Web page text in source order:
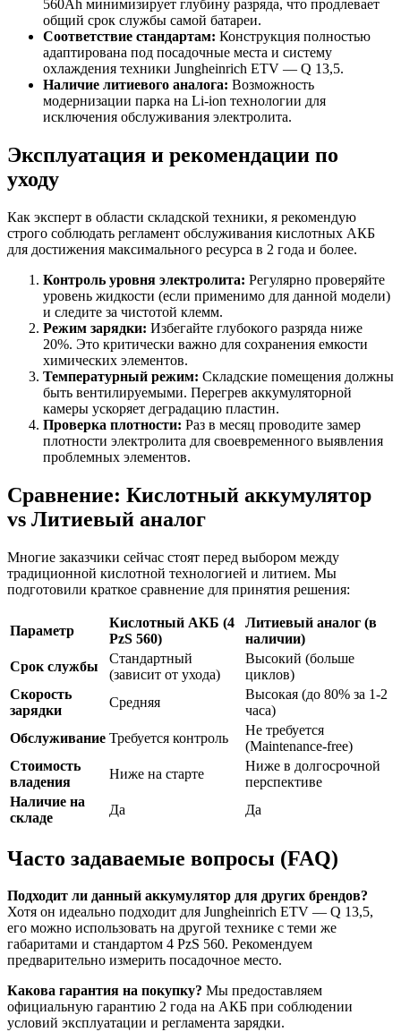
560Ah минимизирует глубину разряда, что продлевает
общий срок службы самой батареи.
Соответствие стандартам: Конструкция полностью
адаптирована под посадочные места и систему
охлаждения техники Jungheinrich ETV — Q 13,5.
Наличие литиевого аналога: Возможность
модернизации парка на Li-ion технологии для
исключения обслуживания электролита.
Эксплуатация и рекомендации по
уходу
Как эксперт в области складской техники, я рекомендую
строго соблюдать регламент обслуживания кислотных АКБ
для достижения максимального ресурса в 2 года и более.
Контроль уровня электролита: Регулярно проверяйте
уровень жидкости (если применимо для данной модели)
и следите за чистотой клемм.
Режим зарядки: Избегайте глубокого разряда ниже
20%. Это критически важно для сохранения емкости
химических элементов.
Температурный режим: Складские помещения должны
быть вентилируемыми. Перегрев аккумуляторной
камеры ускоряет деградацию пластин.
Проверка плотности: Раз в месяц проводите замер
плотности электролита для своевременного выявления
проблемных элементов.
Сравнение: Кислотный аккумулятор
vs Литиевый аналог
Многие заказчики сейчас стоят перед выбором между
традиционной кислотной технологией и литием. Мы
подготовили краткое сравнение для принятия решения:
Параметр
Кислотный АКБ (4
PzS 560)
Литиевый аналог (в
наличии)
Срок службы
Стандартный
(зависит от ухода)
Высокий (больше
циклов)
Скорость
зарядки
Средняя
Высокая (до 80% за 1-2
часа)
Обслуживание Требуется контроль
Не требуется
(Maintenance-free)
Стоимость
владения
Ниже на старте
Ниже в долгосрочной
перспективе
Наличие на
складе
Да Да
Часто задаваемые вопросы (FAQ)
Подходит ли данный аккумулятор для других брендов?
Хотя он идеально подходит для Jungheinrich ETV — Q 13,5,
его можно использовать на другой технике с теми же
габаритами и стандартом 4 PzS 560. Рекомендуем
предварительно измерить посадочное место.
Какова гарантия на покупку? Мы предоставляем
официальную гарантию 2 года на АКБ при соблюдении
условий эксплуатации и регламента зарядки.